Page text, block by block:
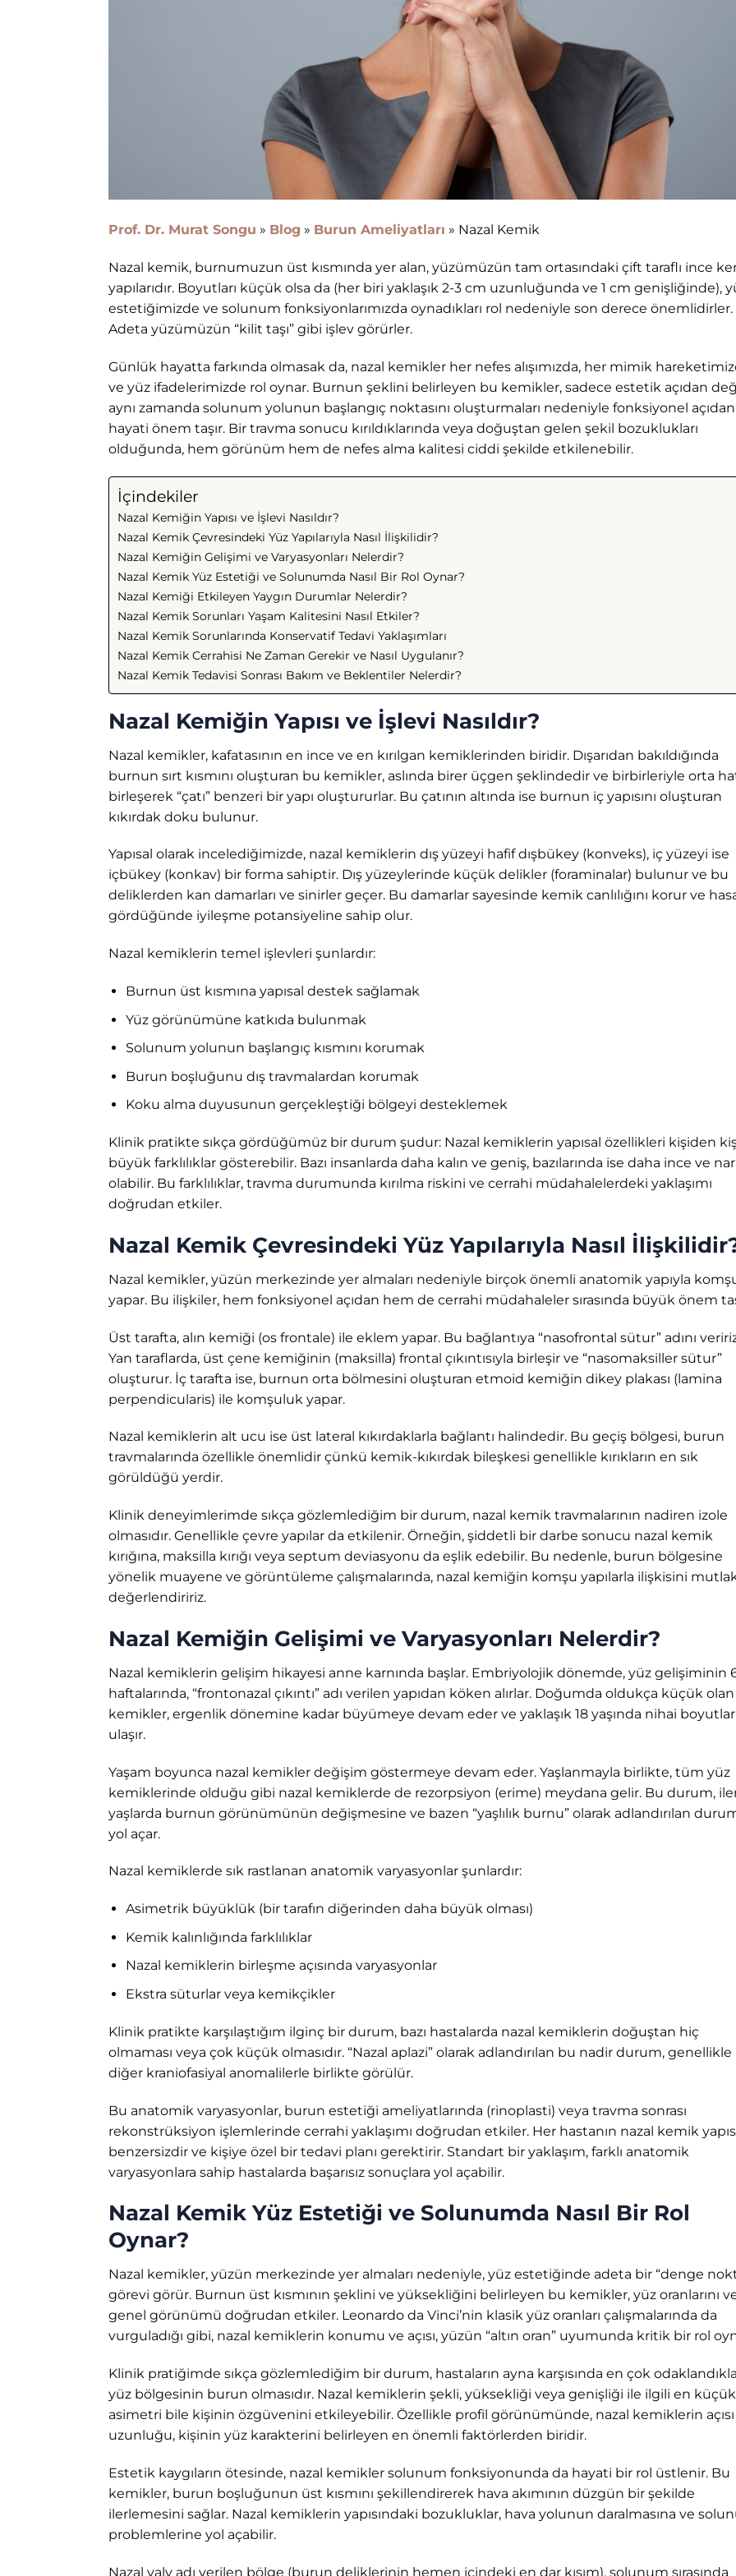
Prof. Dr. Murat Songu » Blog » Burun Ameliyatları » Nazal Kemik
Nazal kemik, burnumuzun üst kısmında yer alan, yüzümüzün tam ortasındaki çift taraflı ince
yapılarıdır. Boyutları küçük olsa da (her biri yaklaşık 2-3 cm uzunluğunda ve 1 cm genişliğinde),
estetiğimizde ve solunum fonksiyonlarımızda oynadıkları rol nedeniyle son derece önemlidirler.
Adeta yüzümüzün “kilit taşı” gibi işlev görürler.
Günlük hayatta farkında olmasak da, nazal kemikler her nefes alışımızda, her mimik
ve yüz ifadelerimizde rol oynar. Burnun şeklini belirleyen bu kemikler, sadece estetik açıdan
aynı zamanda solunum yolunun başlangıç noktasını oluşturmaları nedeniyle fonksiyonel
hayati önem taşır. Bir travma sonucu kırıldıklarında veya doğuştan gelen şekil bozuklukları
olduğunda, hem görünüm hem de nefes alma kalitesi ciddi şekilde etkilenebilir.
İçindekiler
Nazal Kemiğin Yapısı ve İşlevi Nasıldır?
Nazal Kemik Çevresindeki Yüz Yapılarıyla Nasıl İlişkilidir?
Nazal Kemiğin Gelişimi ve Varyasyonları Nelerdir?
Nazal Kemik Yüz Estetiği ve Solunumda Nasıl Bir Rol Oynar?
Nazal Kemiği Etkileyen Yaygın Durumlar Nelerdir?
Nazal Kemik Sorunları Yaşam Kalitesini Nasıl Etkiler?
Nazal Kemik Sorunlarında Konservatif Tedavi Yaklaşımları
Nazal Kemik Cerrahisi Ne Zaman Gerekir ve Nasıl Uygulanır?
Nazal Kemik Tedavisi Sonrası Bakım ve Beklentiler Nelerdir?
Nazal Kemiğin Yapısı ve İşlevi Nasıldır?
Nazal kemikler, kafatasının en ince ve en kırılgan kemiklerinden biridir. Dışarıdan bakıldığında
burnun sırt kısmını oluşturan bu kemikler, aslında birer üçgen şeklindedir ve birbirleriyle orta
birleşerek “çatı” benzeri bir yapı oluştururlar. Bu çatının altında ise burnun iç yapısını oluşturan
kıkırdak doku bulunur.
Yapısal olarak incelediğimizde, nazal kemiklerin dış yüzeyi hafif dışbükey (konveks), iç yüzeyi ise
içbükey (konkav) bir forma sahiptir. Dış yüzeylerinde küçük delikler (foraminalar) bulunur ve bu
deliklerden kan damarları ve sinirler geçer. Bu damarlar sayesinde kemik canlılığını korur ve
gördüğünde iyileşme potansiyeline sahip olur.
Nazal kemiklerin temel işlevleri şunlardır:
Burnun üst kısmına yapısal destek sağlamak
Yüz görünümüne katkıda bulunmak
Solunum yolunun başlangıç kısmını korumak
Burun boşluğunu dış travmalardan korumak
Koku alma duyusunun gerçekleştiği bölgeyi desteklemek
Klinik pratikte sıkça gördüğümüz bir durum şudur: Nazal kemiklerin yapısal özellikleri kişiden
büyük farklılıklar gösterebilir. Bazı insanlarda daha kalın ve geniş, bazılarında ise daha ince ve
olabilir. Bu farklılıklar, travma durumunda kırılma riskini ve cerrahi müdahalelerdeki yaklaşımı
doğrudan etkiler.
Nazal Kemik Çevresindeki Yüz Yapılarıyla Nasıl
Nazal kemikler, yüzün merkezinde yer almaları nedeniyle birçok önemli anatomik yapıyla
yapar. Bu ilişkiler, hem fonksiyonel açıdan hem de cerrahi müdahaleler sırasında büyük önem
Üst tarafta, alın kemiği (os frontale) ile eklem yapar. Bu bağlantıya “nasofrontal sütur” adını
Yan taraflarda, üst çene kemiğinin (maksilla) frontal çıkıntısıyla birleşir ve “nasomaksiller sütur”
oluşturur. İç tarafta ise, burnun orta bölmesini oluşturan etmoid kemiğin dikey plakası (lamina
perpendicularis) ile komşuluk yapar.
Nazal kemiklerin alt ucu ise üst lateral kıkırdaklarla bağlantı halindedir. Bu geçiş bölgesi, burun
travmalarında özellikle önemlidir çünkü kemik-kıkırdak bileşkesi genellikle kırıkların en sık
görüldüğü yerdir.
Klinik deneyimlerimde sıkça gözlemlediğim bir durum, nazal kemik travmalarının nadiren izole
olmasıdır. Genellikle çevre yapılar da etkilenir. Örneğin, şiddetli bir darbe sonucu nazal kemik
kırığına, maksilla kırığı veya septum deviasyonu da eşlik edebilir. Bu nedenle, burun bölgesine
yönelik muayene ve görüntüleme çalışmalarında, nazal kemiğin komşu yapılarla ilişkisini
değerlendiririz.
Nazal Kemiğin Gelişimi ve Varyasyonları Nelerdir?
Nazal kemiklerin gelişim hikayesi anne karnında başlar. Embriyolojik dönemde, yüz gelişiminin
haftalarında, “frontonazal çıkıntı” adı verilen yapıdan köken alırlar. Doğumda oldukça küçük
kemikler, ergenlik dönemine kadar büyümeye devam eder ve yaklaşık 18 yaşında nihai
ulaşır.
Yaşam boyunca nazal kemikler değişim göstermeye devam eder. Yaşlanmayla birlikte, tüm yüz
kemiklerinde olduğu gibi nazal kemiklerde de rezorpsiyon (erime) meydana gelir. Bu durum,
yaşlarda burnun görünümünün değişmesine ve bazen “yaşlılık burnu” olarak adlandırılan
yol açar.
Nazal kemiklerde sık rastlanan anatomik varyasyonlar şunlardır:
Asimetrik büyüklük (bir tarafın diğerinden daha büyük olması)
Kemik kalınlığında farklılıklar
Nazal kemiklerin birleşme açısında varyasyonlar
Ekstra süturlar veya kemikçikler
Klinik pratikte karşılaştığım ilginç bir durum, bazı hastalarda nazal kemiklerin doğuştan hiç
olmaması veya çok küçük olmasıdır. “Nazal aplazi” olarak adlandırılan bu nadir durum, genellikle
diğer kraniofasiyal anomalilerle birlikte görülür.
Bu anatomik varyasyonlar, burun estetiği ameliyatlarında (rinoplasti) veya travma sonrası
rekonstrüksiyon işlemlerinde cerrahi yaklaşımı doğrudan etkiler. Her hastanın nazal kemik
benzersizdir ve kişiye özel bir tedavi planı gerektirir. Standart bir yaklaşım, farklı anatomik
varyasyonlara sahip hastalarda başarısız sonuçlara yol açabilir.
Nazal Kemik Yüz Estetiği ve Solunumda Nasıl Bir Rol
Oynar?
Nazal kemikler, yüzün merkezinde yer almaları nedeniyle, yüz estetiğinde adeta bir “denge
görevi görür. Burnun üst kısmının şeklini ve yüksekliğini belirleyen bu kemikler, yüz oranlarını
genel görünümü doğrudan etkiler. Leonardo da Vinci’nin klasik yüz oranları çalışmalarında da
vurguladığı gibi, nazal kemiklerin konumu ve açısı, yüzün “altın oran” uyumunda kritik bir rol
Klinik pratiğimde sıkça gözlemlediğim bir durum, hastaların ayna karşısında en çok
yüz bölgesinin burun olmasıdır. Nazal kemiklerin şekli, yüksekliği veya genişliği ile ilgili en
asimetri bile kişinin özgüvenini etkileyebilir. Özellikle profil görünümünde, nazal kemiklerin açısı
uzunluğu, kişinin yüz karakterini belirleyen en önemli faktörlerden biridir.
Estetik kaygıların ötesinde, nazal kemikler solunum fonksiyonunda da hayati bir rol üstlenir. Bu
kemikler, burun boşluğunun üst kısmını şekillendirerek hava akımının düzgün bir şekilde
ilerlemesini sağlar. Nazal kemiklerin yapısındaki bozukluklar, hava yolunun daralmasına ve
problemlerine yol açabilir.
Nazal valv adı verilen bölge (burun deliklerinin hemen içindeki en dar kısım), solunum sırasında